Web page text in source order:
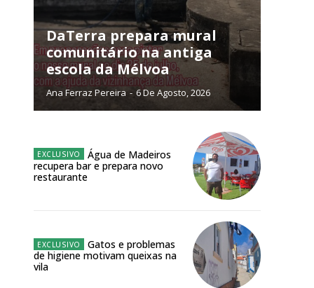
ANUAL
Exclusivos para
DaTerra prepara mural
comunitário na antiga
escola da Mélvoa
Ana Ferraz Pereira - 6 De Agosto, 2026
Água de Madeiros
recupera bar e prepara novo
restaurante
Gatos e problemas
de higiene motivam queixas na
vila